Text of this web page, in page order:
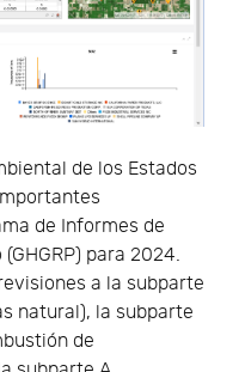
de los Estados
de Informes de
para 2024.
a la subparte
natural), la subparte
de